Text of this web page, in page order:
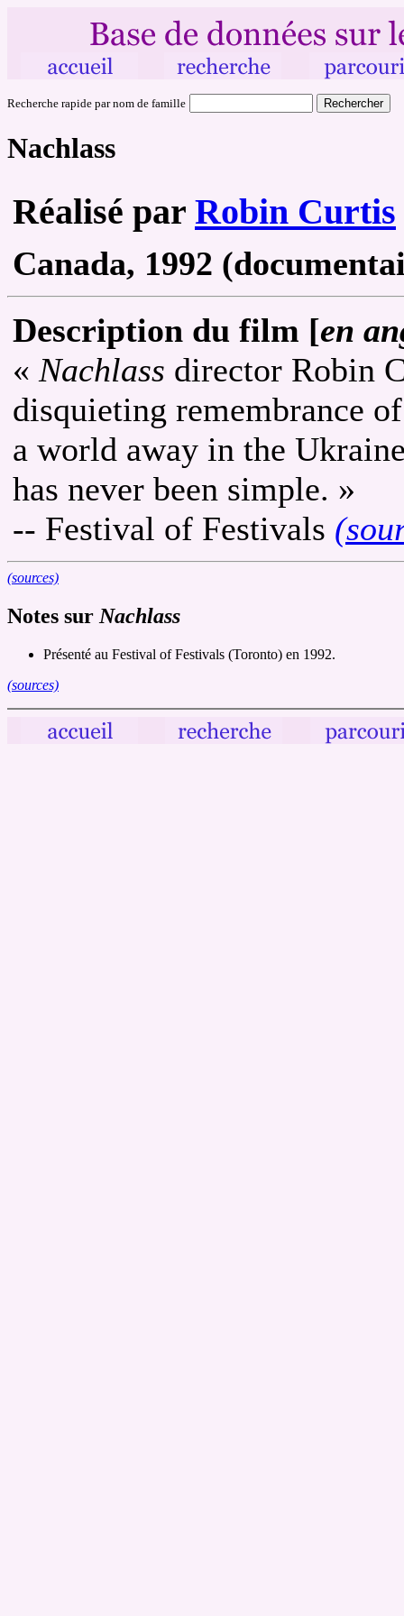
Recherche rapide par nom de famille
Nachlass
Réalisé par Robin Curtis
Canada, 1992
Description du film [en
« Nachlass director Robin
disquieting remembrance
a world away in the
has never been simple. »
-- Festival of Festivals
(sources)
Notes sur Nachlass
Présenté au Festival of Festivals (Toronto) en 1992.
(sources)